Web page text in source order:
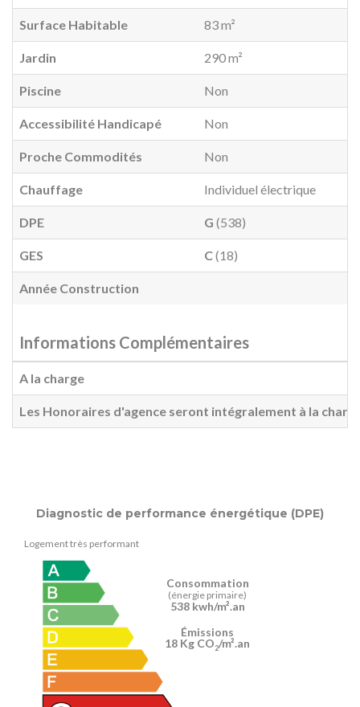
Surface Habitable 83 m²
Jardin 290 m²
Piscine Non
Accessibilité Handicapé Non
Proche Commodités Non
Chauffage Individuel électrique
DPE G (538)
GES C(18)
Année Construction
Informations Complémentaires
A la charge
Les Honoraires d'agence seront intégralement à la
Diagnostic de performance énergétique (DPE)
Logement très performant
Consommation
(énergie primaire)
538 kwh/m².an
Émissions
18 Kg CO2/m².an